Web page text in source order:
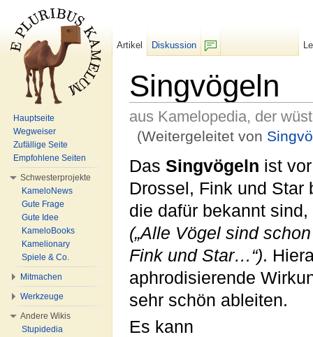
Singvögeln
aus Kamelopedia, der
(Weitergeleitet von
Das Singvögeln ist
Drossel, Fink und
die dafür bekannt
(„Alle Vögel sind
Fink und Star…“).
aphrodisierende
sehr schön ableiten.
Es kann
Artikel
Diskussion
Hauptseite
Wegweiser
Zufällige Seite
Empfohlene Seiten
Schwesterprojekte
KameloNews
Gute Frage
Gute Idee
KameloBooks
Kamelionary
Spiele & Co.
Mitmachen
Werkzeuge
Andere Wikis
Stupidedia